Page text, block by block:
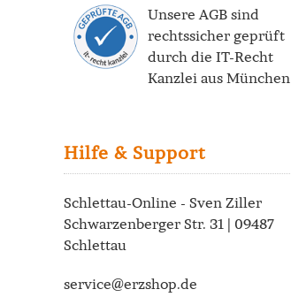
Unsere AGB sind
rechtssicher geprüft
durch die IT-Recht
Kanzlei aus München
Hilfe & Support
Schlettau-Online - Sven Ziller
Schwarzenberger Str. 31 | 09487
Schlettau
service@erzshop.de